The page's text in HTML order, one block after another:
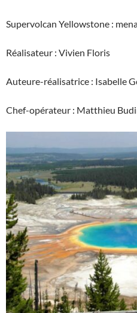
Supervolcan Yellowstone :
Réalisateur : Vivien Floris
Auteure-réalisatrice : Isabelle
Chef-opérateur : Matthieu